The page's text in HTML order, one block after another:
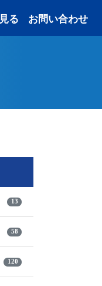
る お問い合わせ
13
58
120